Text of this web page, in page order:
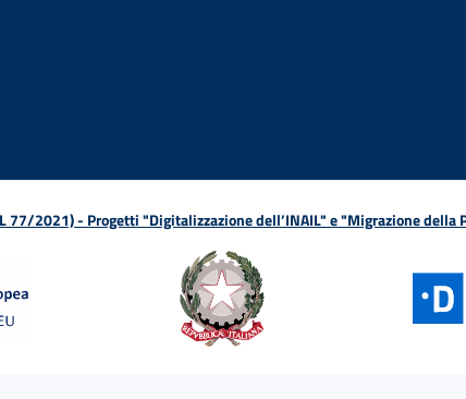
77/2021) - Progetti "Digitalizzazione dell’INAIL" e "Migrazione della